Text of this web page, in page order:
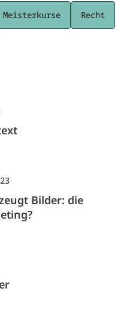
Meisterkurse Recht
Bilder: die